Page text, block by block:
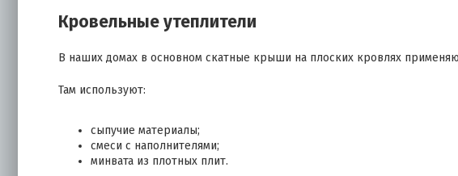
Кровельные утеплители
В наших домах в основном скатные крыши на плоских кровлях
Там используют:
сыпучие материалы;
смеси с наполнителями;
минвата из плотных плит.